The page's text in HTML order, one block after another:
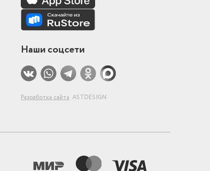
Наши соцсети
Разработка сайта ASTDESIGN